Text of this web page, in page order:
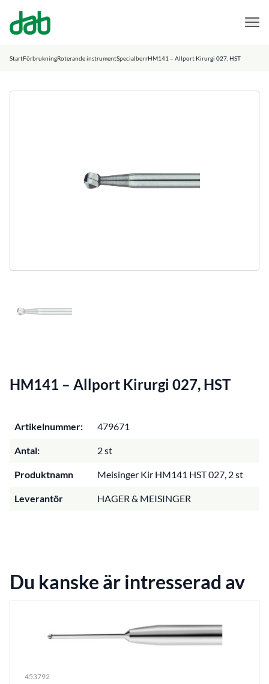
DAB Dental
StartFörbrukningRoterande instrumentSpecialborrHM141 – Allport Kirurgi 027, HST
HM141 – Allport Kirurgi 027, HST
Artikelnummer: 479671
Antal: 2 st
Produktnamn Meisinger Kir HM141 HST 027, 2 st
Leverantör HAGER & MEISINGER
Du kanske är intresserad av
453792